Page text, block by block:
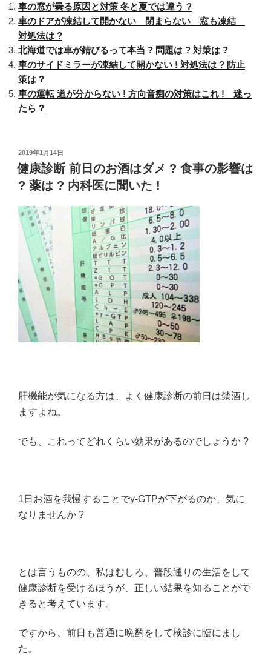
っ
た
ら
車
の
運
転
立
ち
往
し
た
ら
?
備
え
た
車
の
は
?”
車の窓が曇る原因と対策 冬と夏では違う ?
車のドアが凍結して開かない 閉まらない 窓も凍結
対処法は ?
北海道では車が錆びるって本当 ? 問題は ? 対策は ?
車のサイドミラーが凍結して開かない ! 対処法は ? 防止
策は ?
車の運転 道が分からない ! 方向音痴の対策はこれ ! 迷っ
たら ?
投
稿
日:
2019年1月14日
健康診断 前日のお酒はダメ ? 食事の影響は
? 薬は ? 内科医に聞いた !
肝機能が気になる方は、よく健康診断の前日は禁酒し
ますよね。
でも、これってどれくらい効果があるのでしょうか ?
1日お酒を我慢することでγ-GTPが下がるのか、気に
なりませんか ?
とは言うものの、私はむしろ、普段通りの生活をして
健康診断を受けるほうが、正しい結果を知ることがで
きると考えています。
ですから、前日も普通に晩酌をして検診に臨にまし
た。